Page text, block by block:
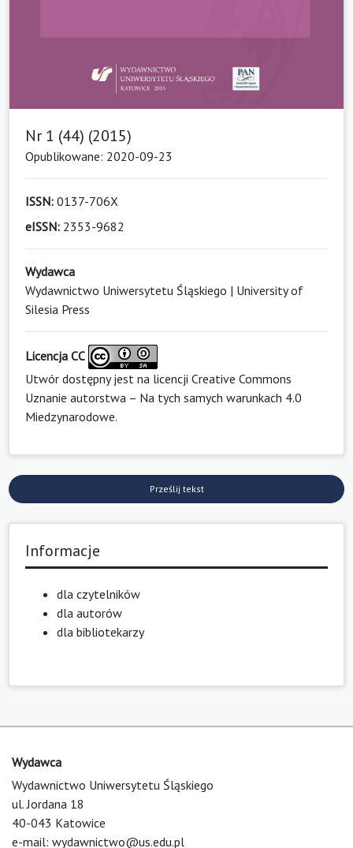
Nr 1 (44) (2015)
Opublikowane: 2020-09-23
ISSN: 0137-706X
eISSN: 2353-9682
Wydawca
Wydawnictwo Uniwersytetu Śląskiego | University of
Silesia Press
Licencja CC
Utwór dostępny jest na licencji Creative Commons
Uznanie autorstwa – Na tych samych warunkach 4.0
Miedzynarodowe.
Prześlij tekst
Informacje
dla czytelników
dla autorów
dla bibliotekarzy
Wydawca
Wydawnictwo Uniwersytetu Śląskiego
ul. Jordana 18
40-043 Katowice
e-mail: wydawnictwo@us.edu.pl